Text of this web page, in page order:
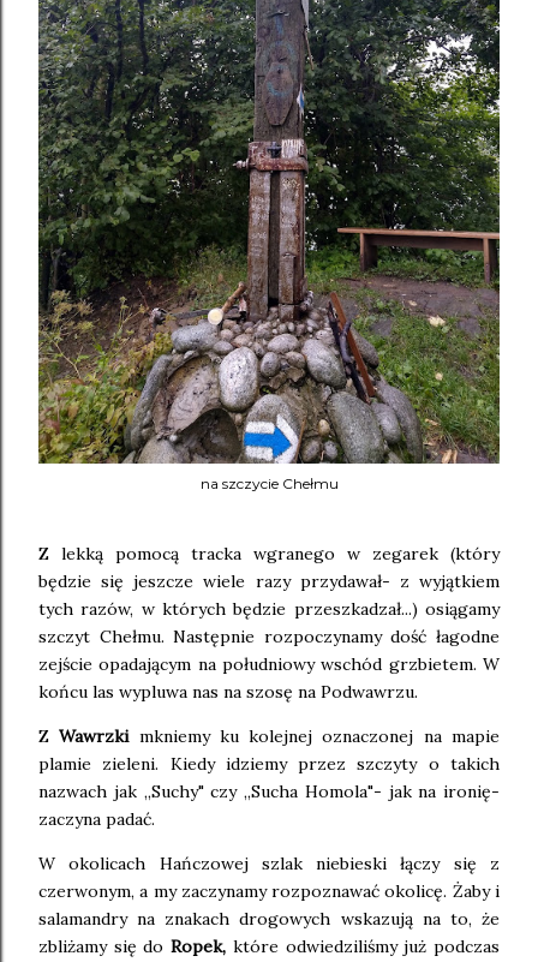
na szczycie Chełmu
Z lekką pomocą tracka wgranego w zegarek (który
będzie się jeszcze wiele razy przydawał- z wyjątkiem
tych razów, w których będzie przeszkadzał...) osiągamy
szczyt Chełmu. Następnie rozpoczynamy dość łagodne
zejście opadającym na południowy wschód grzbietem. W
końcu las wypluwa nas na szosę na Podwawrzu.
ZWawrzkimkniemy ku kolejnej oznaczonej na mapie
plamie zieleni. Kiedy idziemy przez szczyty o takich
nazwach jak ,,Suchy" czy ,,Sucha Homola"- jak na ironię-
zaczyna padać.
W okolicach Hańczowej szlak niebieski łączy się z
czerwonym, a my zaczynamy rozpoznawać okolicę. Żaby i
salamandry na znakach drogowych wskazują na to, że
zbliżamy się doRopek, które odwiedziliśmy już podczas